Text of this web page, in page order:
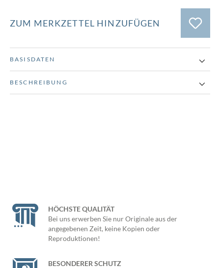
ZUM MERKZETTEL HINZUFÜGEN
BASISDATEN
BESCHREIBUNG
HÖCHSTE QUALITÄT
Bei uns erwerben Sie nur Originale aus der
angegebenen Zeit, keine Kopien oder
Reproduktionen!
BESONDERER SCHUTZ